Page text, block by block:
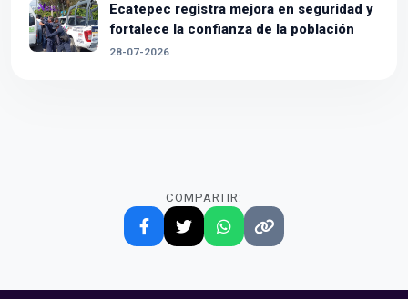
Ecatepec registra mejora en seguridad y
fortalece la confianza de la población
28-07-2026
COMPARTIR: